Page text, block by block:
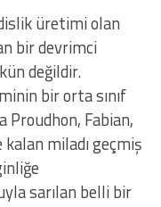
üretimi olan
bir devrimci
değildir.
bir orta sınıf
Fabian,
miladı geçmiş
sarılan belli bir